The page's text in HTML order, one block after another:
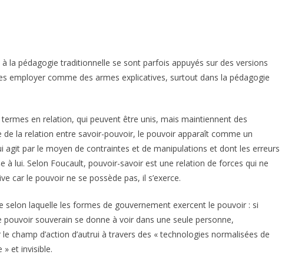
la pédagogie traditionnelle se sont parfois appuyés sur des versions
employer comme des armes explicatives, surtout dans la pédagogie
en relation, qui peuvent être unis, mais maintiennent des
de la relation entre savoir-pouvoir, le pouvoir apparaît comme un
par le moyen de contraintes et de manipulations et dont les erreurs
à lui. Selon Foucault, pouvoir-savoir est une relation de forces qui ne
car le pouvoir ne se possède pas, il s’exerce.
selon laquelle les formes de gouvernement exercent le pouvoir : si
souverain se donne à voir dans une seule personne,
champ d’action d’autrui à travers des « technologies normalisées de
» et invisible.